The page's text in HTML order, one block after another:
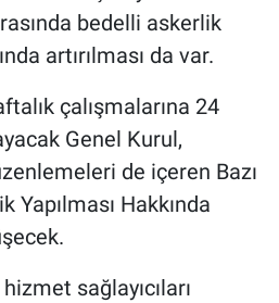
bedelli askerlik
artırılması da var.
çalışmalarına 24
Genel Kurul,
de içeren Bazı
Yapılması Hakkında
sağlayıcıları